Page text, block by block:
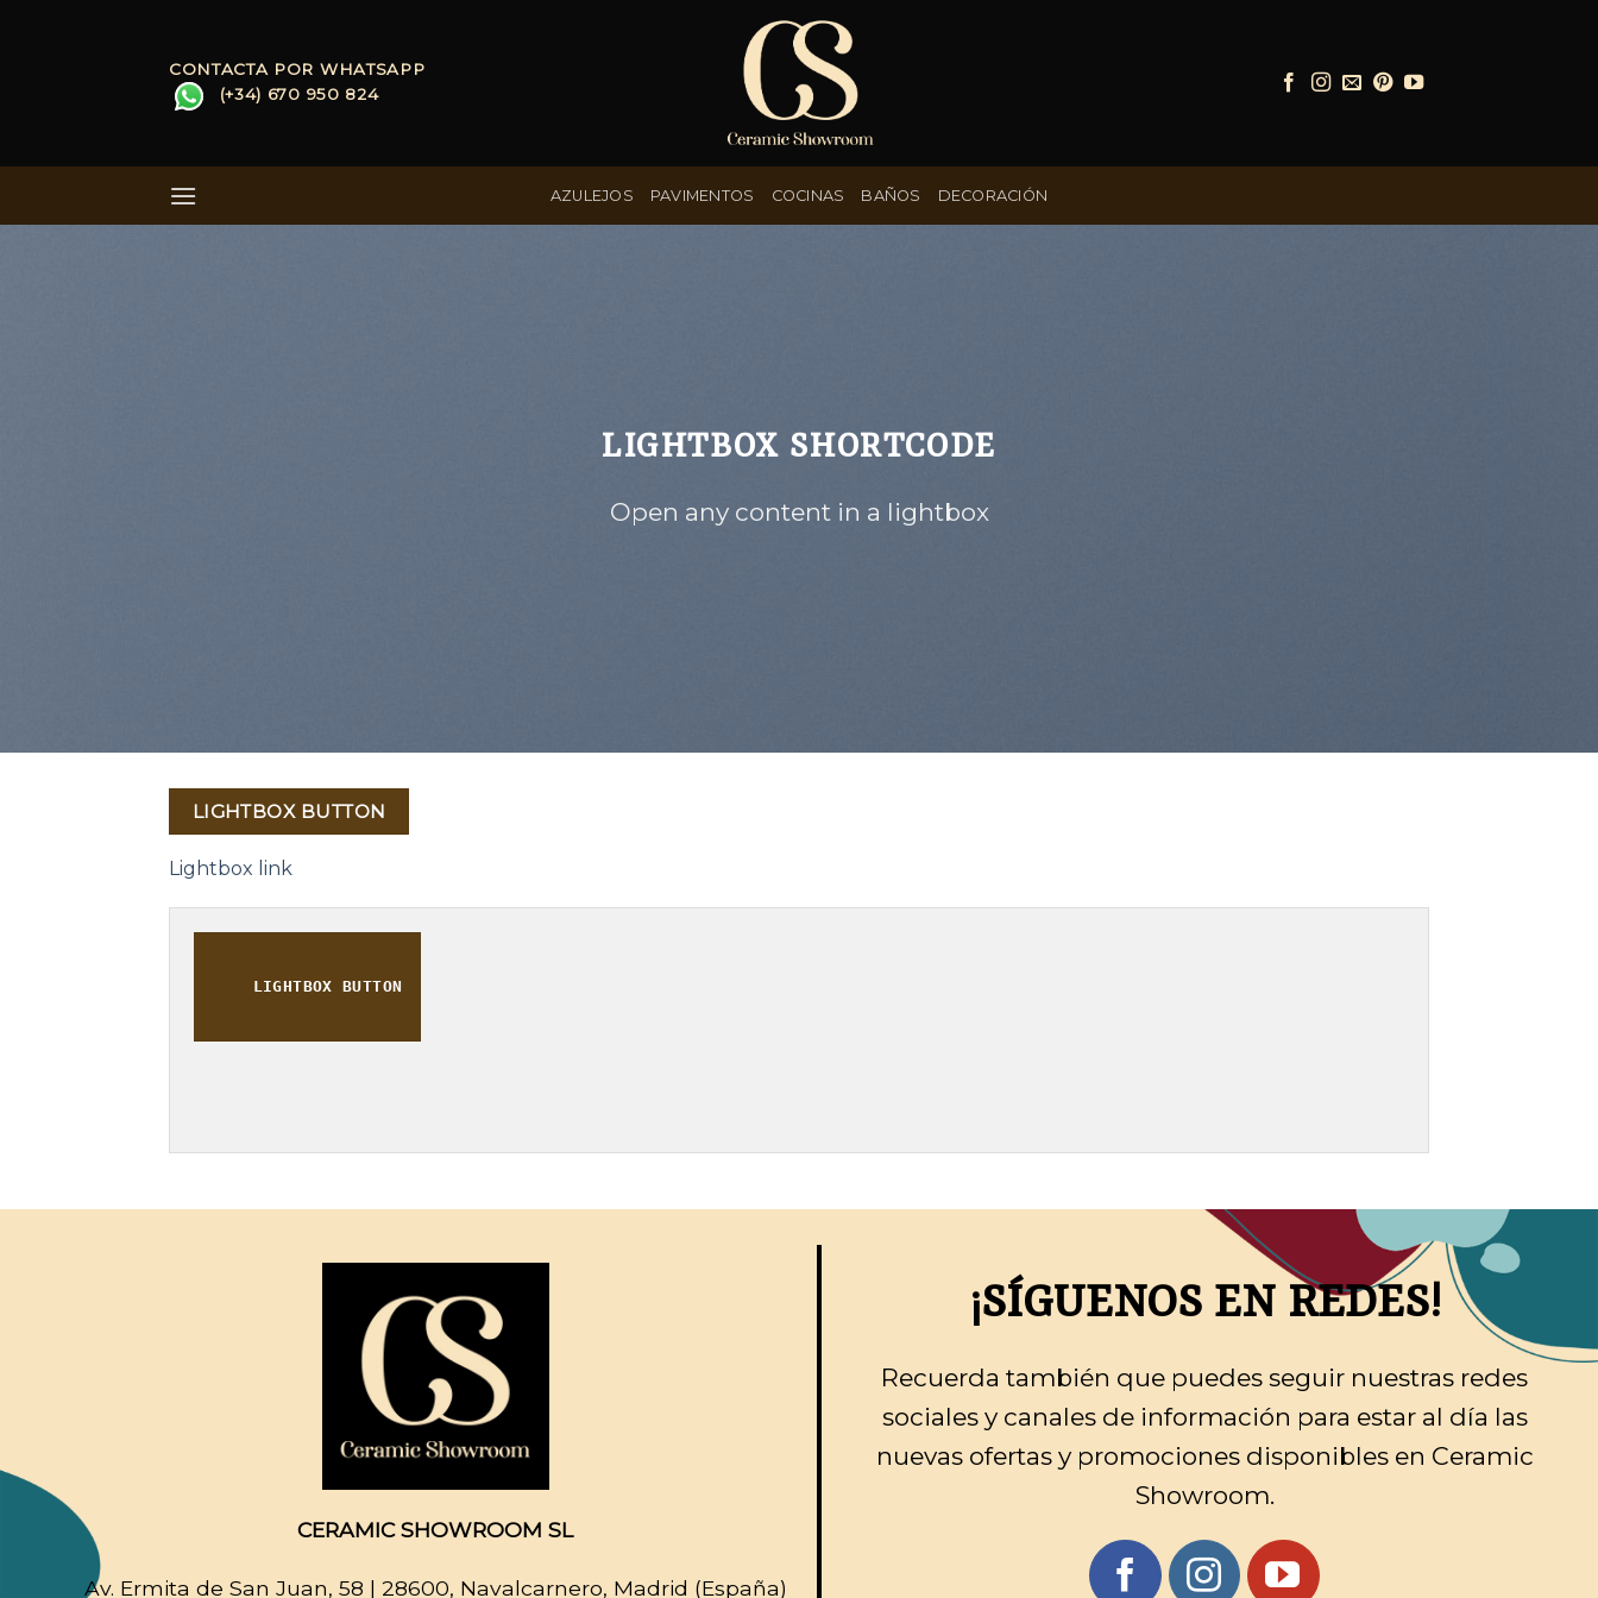
CONTACTA POR WHATSAPP
(+34) 670 950 824
AZULEJOS PAVIMENTOS COCINAS BAÑOS DECORACIÓN
LIGHTBOX SHORTCODE
Open any content in a lightbox
LIGHTBOX BUTTON
Lightbox link
LIGHTBOX BUTTON
CERAMIC SHOWROOM SL
Av. Ermita de San Juan, 58 | 28600, Navalcarnero, Madrid (España)
¡SÍGUENOS EN REDES!
Recuerda también que puedes seguir nuestras redes
sociales y canales de información para estar al día las
nuevas ofertas y promociones disponibles en Ceramic
Showroom.